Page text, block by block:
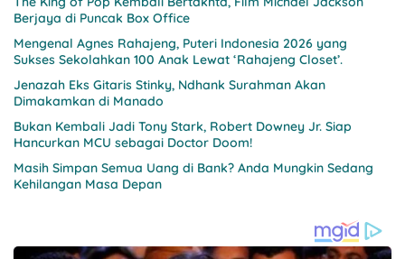
Berjaya di Puncak Box Office
Mengenal Agnes Rahajeng, Puteri Indonesia 2026 yang
Sukses Sekolahkan 100 Anak Lewat ‘Rahajeng Closet’.
Jenazah Eks Gitaris Stinky, Ndhank Surahman Akan
Dimakamkan di Manado
Bukan Kembali Jadi Tony Stark, Robert Downey Jr. Siap
Hancurkan MCU sebagai Doctor Doom!
Masih Simpan Semua Uang di Bank? Anda Mungkin Sedang
Kehilangan Masa Depan